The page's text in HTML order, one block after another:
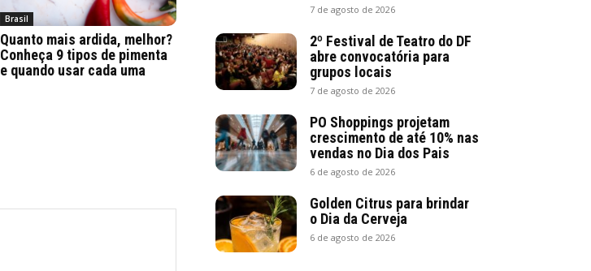
Brasil
Quanto mais ardida, melhor?
Conheça 9 tipos de pimenta
e quando usar cada uma
7 de agosto de 2026
2º Festival de Teatro do DF
abre convocatória para
grupos locais
7 de agosto de 2026
PO Shoppings projetam
crescimento de até 10% nas
vendas no Dia dos Pais
6 de agosto de 2026
Golden Citrus para brindar
o Dia da Cerveja
6 de agosto de 2026